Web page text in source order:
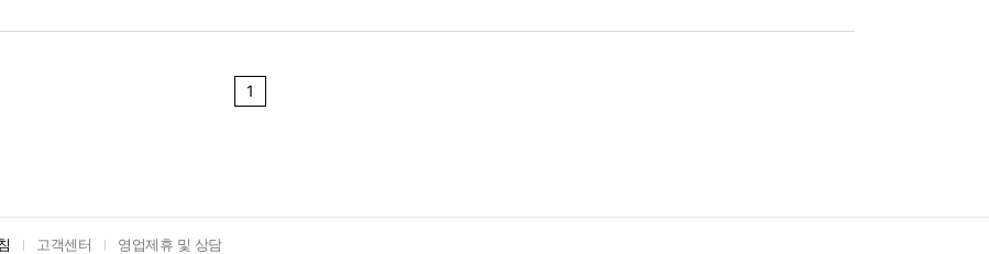
1
고객센터 영업제휴 및 상담